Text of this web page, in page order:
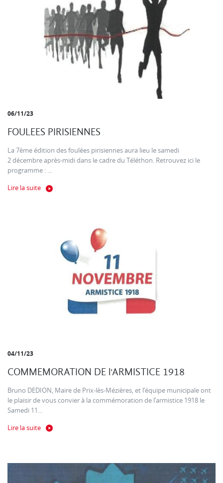
06/11/23
FOULEES PIRISIENNES
La 7ème édition des foulées pirisiennes aura lieu le samedi
2 décembre après-midi dans le cadre du Téléthon. Retrouvez ici le
programme : ...
Lire la suite
04/11/23
COMMEMORATION DE l'ARMISTICE 1918
Bruno DEDION, Maire de Prix-lès-Mézières, et l’équipe municipale ont
le plaisir de vous convier à la commémoration de l’armistice 1918 le
Samedi 11...
Lire la suite